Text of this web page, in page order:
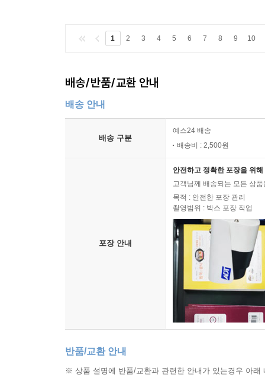
1 2 3 4 5 6 7 8 9 10
배송/반품/교환 안내
배송 안내
배송 구분
예스24 배송
배송비 : 2,500원
포장 안내
안전하고 정확한 포장을 위
고객님께 배송되는 모든 상
목적 : 안전한 포장 관리
촬영범위 : 박스 포장 작업
반품/교환 안내
※ 상품 설명에 반품/교환과 관련한 안내가 있는경우 아